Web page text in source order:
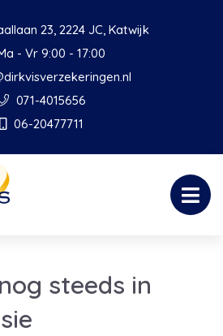
23, 2224 JC, Katwijk
- Vr 9:00 - 17:00
071-4015656
06-20477711
steeds in